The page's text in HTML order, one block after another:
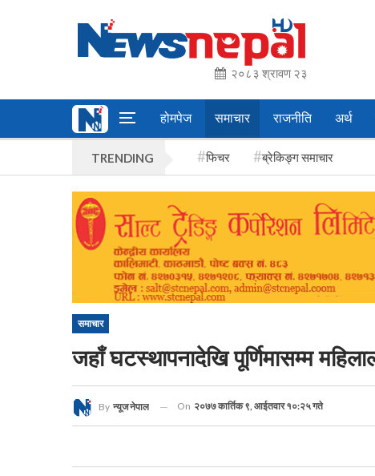
२०८३ श्रावण २३
होमपेज समाचार राजनीति अर्थ
TRENDING फिचर ब्रेकिङ्ग समाचार
समाचार
जहाँ घटस्थापनादेखि पूर्णिमासम्म
By न्यूज नेपाल On २०७७ कार्तिक ९, आईतवार १०:२५ गते